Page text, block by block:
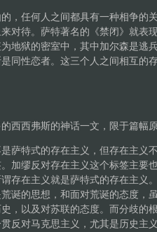
，任何人之间都具有一种相争的
对待。萨特著名的《禁闭》就表
地狱的密室中，其中加尔森是逃
同性恋者。这三个人之间相互的
西西弗斯的神话一文，限于篇幅
萨特式的存在主义，但存在主义
加缪反对存在主义这个标签主要
存在主义就是萨特式的存在主义
诞的思想，和面对荒诞的态度，
，以及对苏联的态度。而分歧的
反对马克思主义，尤其是历史主